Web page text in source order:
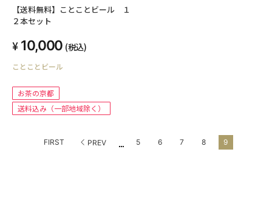
【送料無料】ことことビール １
２本セット
10,000 (税込)
ことことビール
お茶の京都
送料込み（一部地域除く）
FIRST PREV ... 5 6 7 8 9